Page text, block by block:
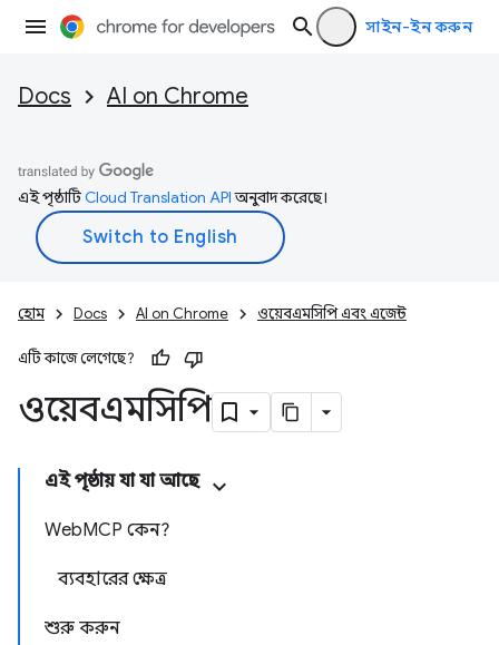
সাইন-ইন করুন
Docs AI on Chrome
এই পৃষ্ঠাটিCloud Translation APIঅনুবাদ করেছে।
হোম Docs AI on Chrome ওয়েবএমসিপি এবং এজেন্ট
এটি কাজে লেগেছে?
ওয়েবএমসিপি
এই পৃষ্ঠায় যা যা আছে
WebMCP কেন?
ব্যবহারের ক্ষেত্র
শুরু করুন